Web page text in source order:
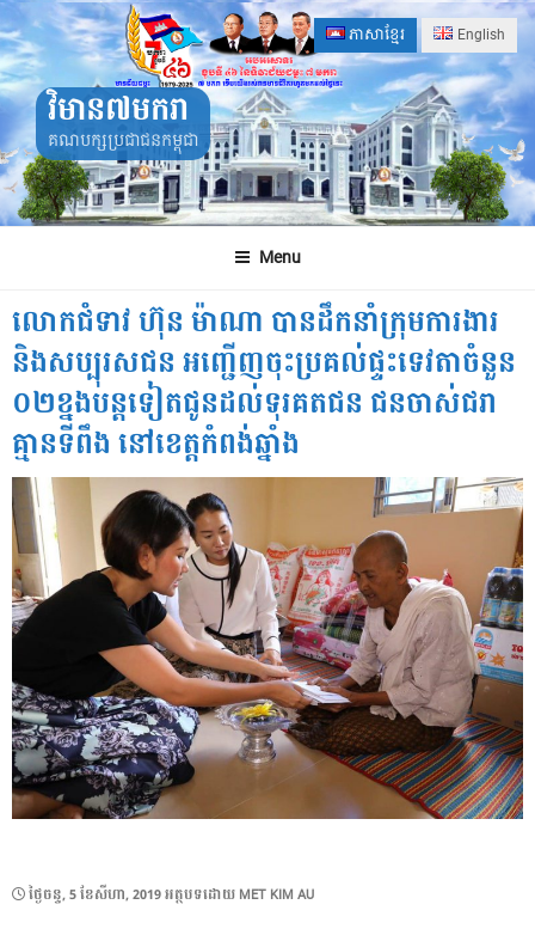
Skip
to
content
ភាសាខ្មែរ English
វិមាន៧មករា
គណបក្សប្រជាជនកម្ពុជា
Menu
លោកជំទាវ ហ៊ុន ម៉ាណា បានដឹកនាំក្រុមការងារ
និងសប្បុរសជន អញ្ជើញចុះប្រគល់ផ្ទះទេវតាចំនួន
០២ខ្នងបន្តទៀតជូនដល់ទុរគតជន ជនចាស់ជរា
គ្មានទីពឹង នៅខេត្តកំពង់ឆ្នាំង
POSTED
ថ្ងៃ​ចន្ទ, 5 ខែ​សីហា, 2019អត្ថបទដោយ MET KIM AU